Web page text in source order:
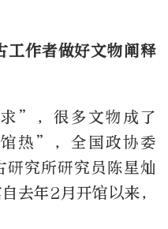
作者做好文物阐释
”，很多文物成了
热”，全国政协委
研究所研究员陈星灿
去年2月开馆以来，